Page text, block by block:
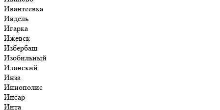
Ивантеевка
Ивдель
Игарка
Ижевск
Избербаш
Изобильный
Иланский
Инза
Иннополис
Инсар
Инта